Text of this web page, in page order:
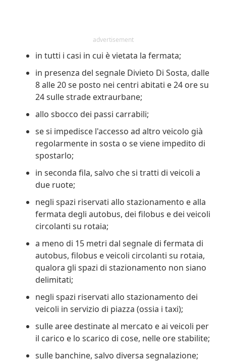
advertisement
in tutti i casi in cui è vietata la fermata;
in presenza del segnale Divieto Di Sosta, dalle
8 alle 20 se posto nei centri abitati e 24 ore su
24 sulle strade extraurbane;
allo sbocco dei passi carrabili;
se si impedisce l'accesso ad altro veicolo già
regolarmente in sosta o se viene impedito di
spostarlo;
in seconda fila, salvo che si tratti di veicoli a
due ruote;
negli spazi riservati allo stazionamento e alla
fermata degli autobus, dei filobus e dei veicoli
circolanti su rotaia;
a meno di 15 metri dal segnale di fermata di
autobus, filobus e veicoli circolanti su rotaia,
qualora gli spazi di stazionamento non siano
delimitati;
negli spazi riservati allo stazionamento dei
veicoli in servizio di piazza (ossia i taxi);
sulle aree destinate al mercato e ai veicoli per
il carico e lo scarico di cose, nelle ore stabilite;
sulle banchine, salvo diversa segnalazione;